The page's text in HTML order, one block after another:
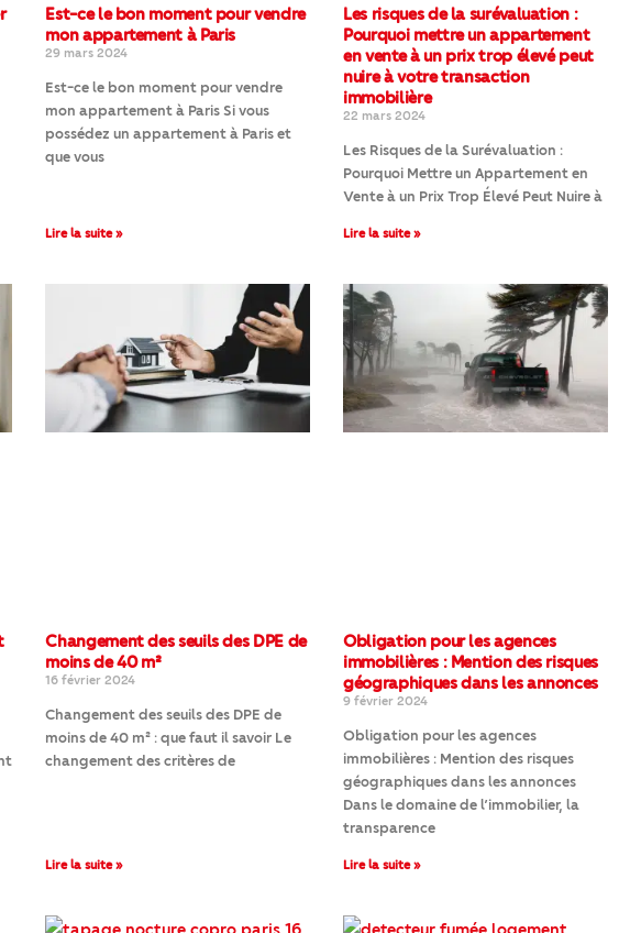
Est-ce le bon moment pour vendre
mon appartement à Paris
29 mars 2024
Est-ce le bon moment pour vendre
mon appartement à Paris Si vous
possédez un appartement à Paris et
que vous
Lire la suite »
Les risques de la surévaluation :
Pourquoi mettre un appartement
en vente à un prix trop élevé peut
nuire à votre transaction
immobilière
22 mars 2024
Les Risques de la Surévaluation :
Pourquoi Mettre un Appartement en
Vente à un Prix Trop Élevé Peut Nuire à
Lire la suite »
Changement des seuils des DPE de
moins de 40 m²
16 février 2024
Changement des seuils des DPE de
moins de 40 m² : que faut il savoir Le
changement des critères de
Lire la suite »
Obligation pour les agences
immobilières : Mention des risques
géographiques dans les annonces
9 février 2024
Obligation pour les agences
immobilières : Mention des risques
géographiques dans les annonces
Dans le domaine de l’immobilier, la
transparence
Lire la suite »